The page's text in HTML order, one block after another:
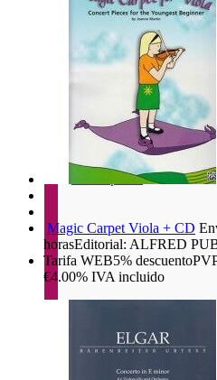
> Estuches Clarinete
> Cordones clarinete
> Soportes Clarinete
> Boquillas clarinete
> Abrazaderas y
> Barriletes
> Campanas
Magic Carpet Viola + CD
horasEditorial: ALFRED
Tarifa WEB5% descuento
€4.00% IVA incluido